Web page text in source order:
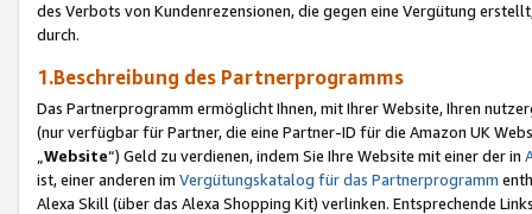
des Verbots von Kundenrezensionen, die gegen eine Vergütung
durch.
1.Beschreibung des Partnerprogramms
Das Partnerprogramm ermöglicht Ihnen, mit Ihrer Website, Ihren
(nur verfügbar für Partner, die eine Partner-ID für die Amazon UK
Website“) Geld zu verdienen, indem Sie Ihre Website mit einer der in
ist, einer anderen im Vergütungskatalog für das Partnerprogramm
Alexa Skill (über das Alexa Shopping Kit) verlinken. Entsprechende